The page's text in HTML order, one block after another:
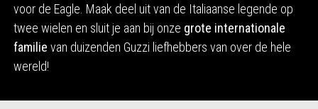
voor de Eagle. Maak deel uit van de Italiaanse legende op
twee wielen en sluit je aan bij onze grote internationale
familie van duizenden Guzzi liefhebbers van over de hele
wereld!